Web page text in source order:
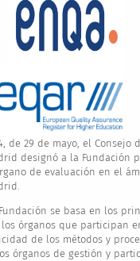
de 29 de mayo, el Consejo
designó a la Fundación
de evaluación en el
se basa en los
órganos que participan
de los métodos y
órganos de gestión y